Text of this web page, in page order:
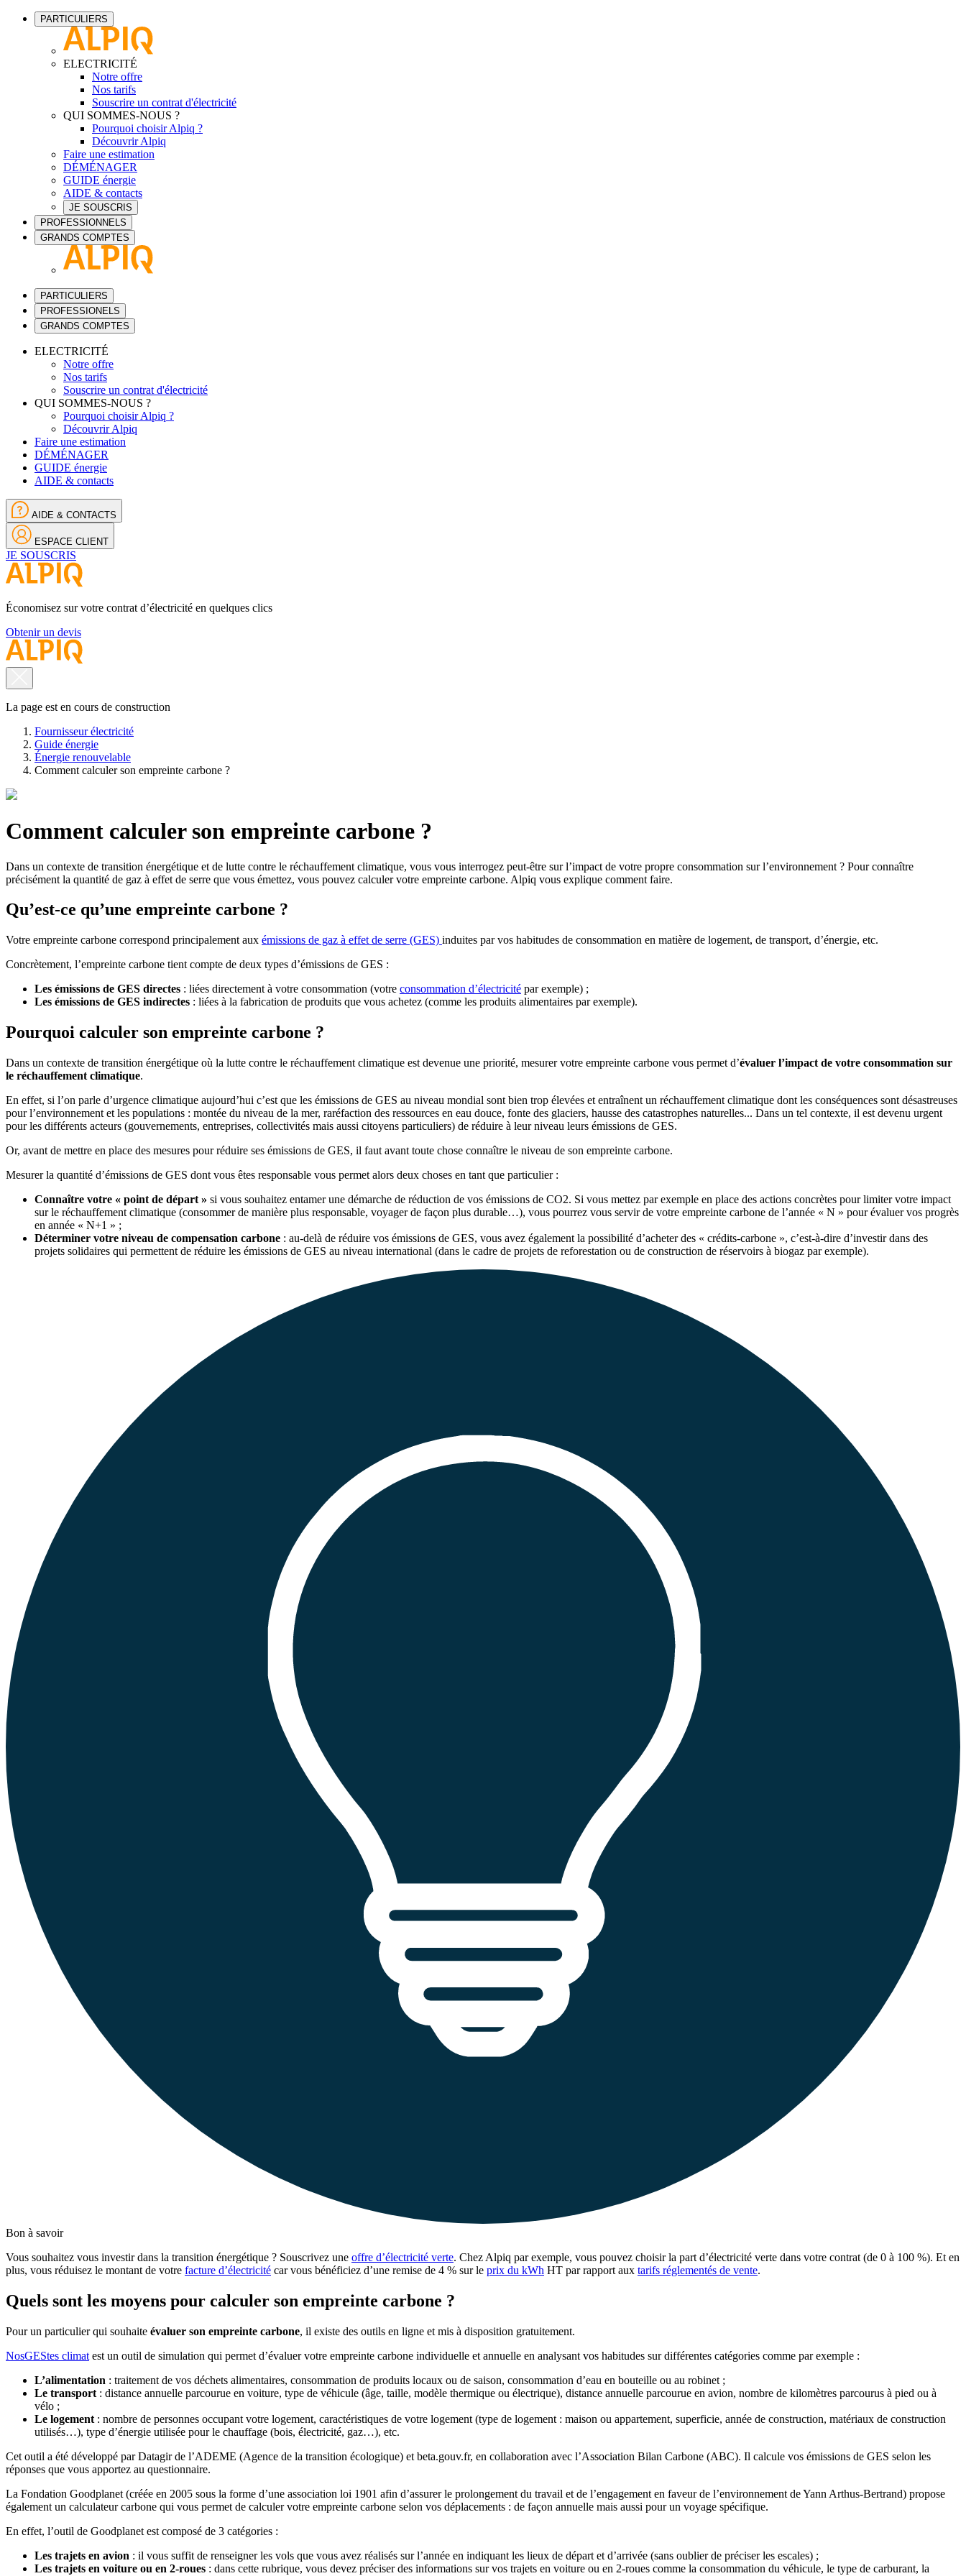
PARTICULIERS
ELECTRICITÉ
Notre offre
Nos tarifs
Souscrire un contrat d'électricité
QUI SOMMES-NOUS ?
Pourquoi choisir Alpiq ?
Découvrir Alpiq
Faire une estimation
DÉMÉNAGER
GUIDE énergie
AIDE & contacts
JE SOUSCRIS
PROFESSIONNELS
GRANDS COMPTES
PARTICULIERS
PROFESSIONELS
GRANDS COMPTES
ELECTRICITÉ
Notre offre
Nos tarifs
Souscrire un contrat d'électricité
QUI SOMMES-NOUS ?
Pourquoi choisir Alpiq ?
Découvrir Alpiq
Faire une estimation
DÉMÉNAGER
GUIDE énergie
AIDE & contacts
AIDE & CONTACTS
ESPACE CLIENT
JE SOUSCRIS
Économisez sur votre contrat d’électricité en quelques clics
Obtenir un devis
La page est en cours de construction
Fournisseur électricité
Guide énergie
Énergie renouvelable
Comment calculer son empreinte carbone ?
Comment calculer son empreinte carbone ?
Dans un contexte de transition énergétique et de lutte contre le réchauffement climatique, vous vous interrogez peut-être sur l’impact de votre propre consommation sur l’environnement ? Pour connaître
précisément la quantité de gaz à effet de serre que vous émettez, vous pouvez calculer votre empreinte carbone. Alpiq vous explique comment faire.
Qu’est-ce qu’une empreinte carbone ?
Votre empreinte carbone correspond principalement aux émissions de gaz à effet de serre (GES) induites par vos habitudes de consommation en matière de logement, de transport, d’énergie, etc.
Concrètement, l’empreinte carbone tient compte de deux types d’émissions de GES :
Les émissions de GES directes : liées directement à votre consommation (votre consommation d’électricité par exemple) ;
Les émissions de GES indirectes : liées à la fabrication de produits que vous achetez (comme les produits alimentaires par exemple).
Pourquoi calculer son empreinte carbone ?
Dans un contexte de transition énergétique où la lutte contre le réchauffement climatique est devenue une priorité, mesurer votre empreinte carbone vous permet d’évaluer l’impact de votre consommation sur
le réchauffement climatique.
En effet, si l’on parle d’urgence climatique aujourd’hui c’est que les émissions de GES au niveau mondial sont bien trop élevées et entraînent un réchauffement climatique dont les conséquences sont désastreuses
pour l’environnement et les populations : montée du niveau de la mer, raréfaction des ressources en eau douce, fonte des glaciers, hausse des catastrophes naturelles... Dans un tel contexte, il est devenu urgent
pour les différents acteurs (gouvernements, entreprises, collectivités mais aussi citoyens particuliers) de réduire à leur niveau leurs émissions de GES.
Or, avant de mettre en place des mesures pour réduire ses émissions de GES, il faut avant toute chose connaître le niveau de son empreinte carbone.
Mesurer la quantité d’émissions de GES dont vous êtes responsable vous permet alors deux choses en tant que particulier :
Connaître votre « point de départ » si vous souhaitez entamer une démarche de réduction de vos émissions de CO2. Si vous mettez par exemple en place des actions concrètes pour limiter votre impact
sur le réchauffement climatique (consommer de manière plus responsable, voyager de façon plus durable…), vous pourrez vous servir de votre empreinte carbone de l’année « N » pour évaluer vos progrès
en année « N+1 » ;
Déterminer votre niveau de compensation carbone : au-delà de réduire vos émissions de GES, vous avez également la possibilité d’acheter des « crédits-carbone », c’est-à-dire d’investir dans des
projets solidaires qui permettent de réduire les émissions de GES au niveau international (dans le cadre de projets de reforestation ou de construction de réservoirs à biogaz par exemple).
Bon à savoir
Vous souhaitez vous investir dans la transition énergétique ? Souscrivez une offre d’électricité verte. Chez Alpiq par exemple, vous pouvez choisir la part d’électricité verte dans votre contrat (de 0 à 100 %). Et en
plus, vous réduisez le montant de votre facture d’électricité car vous bénéficiez d’une remise de 4 % sur le prix du kWh HT par rapport aux tarifs réglementés de vente.
Quels sont les moyens pour calculer son empreinte carbone ?
Pour un particulier qui souhaite évaluer son empreinte carbone, il existe des outils en ligne et mis à disposition gratuitement.
NosGEStes climat est un outil de simulation qui permet d’évaluer votre empreinte carbone individuelle et annuelle en analysant vos habitudes sur différentes catégories comme par exemple :
L’alimentation : traitement de vos déchets alimentaires, consommation de produits locaux ou de saison, consommation d’eau en bouteille ou au robinet ;
Le transport : distance annuelle parcourue en voiture, type de véhicule (âge, taille, modèle thermique ou électrique), distance annuelle parcourue en avion, nombre de kilomètres parcourus à pied ou à
vélo ;
Le logement : nombre de personnes occupant votre logement, caractéristiques de votre logement (type de logement : maison ou appartement, superficie, année de construction, matériaux de construction
utilisés…), type d’énergie utilisée pour le chauffage (bois, électricité, gaz…), etc.
Cet outil a été développé par Datagir de l’ADEME (Agence de la transition écologique) et beta.gouv.fr, en collaboration avec l’Association Bilan Carbone (ABC). Il calcule vos émissions de GES selon les
réponses que vous apportez au questionnaire.
La Fondation Goodplanet (créée en 2005 sous la forme d’une association loi 1901 afin d’assurer le prolongement du travail et de l’engagement en faveur de l’environnement de Yann Arthus-Bertrand) propose
également un calculateur carbone qui vous permet de calculer votre empreinte carbone selon vos déplacements : de façon annuelle mais aussi pour un voyage spécifique.
En effet, l’outil de Goodplanet est composé de 3 catégories :
Les trajets en avion : il vous suffit de renseigner les vols que vous avez réalisés sur l’année en indiquant les lieux de départ et d’arrivée (sans oublier de préciser les escales) ;
Les trajets en voiture ou en 2-roues : dans cette rubrique, vous devez préciser des informations sur vos trajets en voiture ou en 2-roues comme la consommation du véhicule, le type de carburant, la